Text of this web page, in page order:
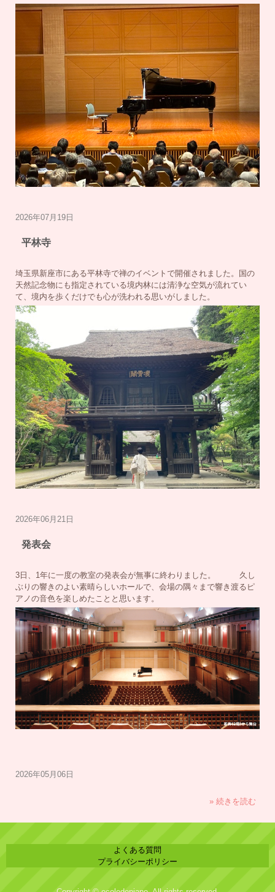
2026年07月19日
平林寺
埼玉県新座市にある平林寺で禅のイベントで開催されました。国の
天然記念物にも指定されている境内林には清浄な空気が流れてい
て、境内を歩くだけでも心が洗われる思いがしました。
2026年06月21日
発表会
3日、1年に一度の教室の発表会が無事に終わりました。 久し
ぶりの響きのよい素晴らしいホールで、会場の隅々まで響き渡るピ
アノの音色を楽しめたことと思います。
2026年05月06日
» 続きを読む
よくある質問
プライバシーポリシー